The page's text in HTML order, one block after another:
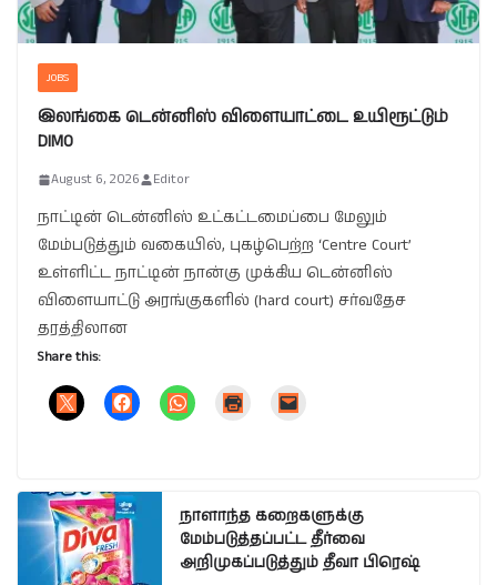
JOBS
இலங்கை டென்னிஸ் விளையாட்டை உயிரூட்டும்
DIMO
August 6, 2026 Editor
நாட்டின் டென்னிஸ் உட்கட்டமைப்பை மேலும்
மேம்படுத்தும் வகையில், புகழ்பெற்ற ‘Centre Court’
உள்ளிட்ட நாட்டின் நான்கு முக்கிய டென்னிஸ்
விளையாட்டு அரங்குகளில் (hard court) சர்வதேச
தரத்திலான
Share this:
நாளாந்த கறைகளுக்கு
மேம்படுத்தப்பட்ட தீர்வை
அறிமுகப்படுத்தும் தீவா பிரெஷ்